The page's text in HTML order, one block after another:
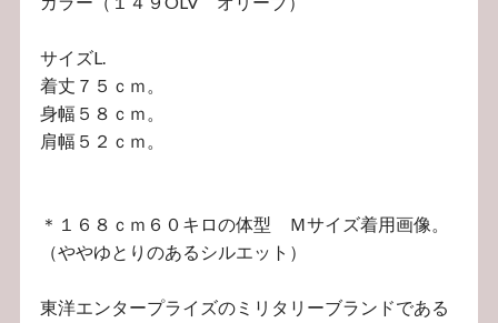
サイズL.
着丈７５ｃｍ。
身幅５８ｃｍ。
肩幅５２ｃｍ。
＊１６８ｃｍ６０キロの体型 Ｍサイズ着用画像。
（ややゆとりのあるシルエット）
東洋エンタープライズのミリタリーブランドである